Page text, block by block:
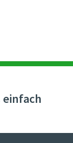
einfach